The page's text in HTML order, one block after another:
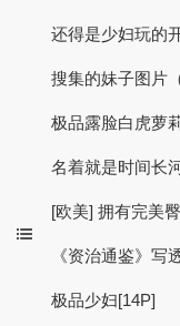
还得是少妇玩的
搜集的妹子图片
极品露脸白虎萝
名着就是时间长
[欧美] 拥有完美
《资治通鉴》写
极品少妇[14P]